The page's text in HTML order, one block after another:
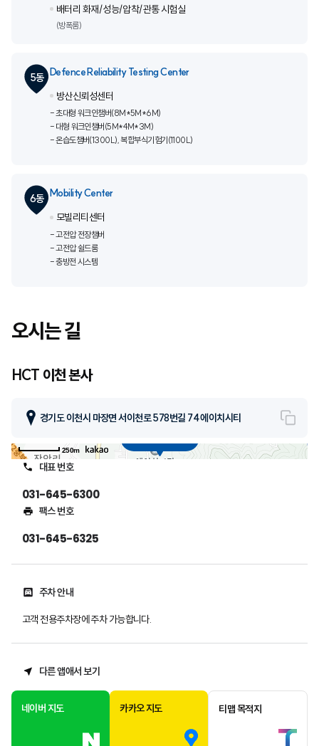
배터리 화재/성능/압착/관통 시험실
(방폭룸)
5동 Defence Reliability Testing Center
방산신뢰성센터
초대형 워크인챔버(8M*5M*6M)
대형 워크인챔버(5M*4M*3M)
온습도챔버(1300L),복합부식기험기(1100L)
6동 Mobility Center
모빌리티센터
고전압 전장챔버
고전압 쉴드룸
충방전 시스템
오시는 길
HCT 이천 본사
경기도 이천시 마장면 서이천로 578번길 74 에이치시티
250m
대표 번호
031-645-6300
팩스 번호
031-645-6325
주차 안내
고객 전용주차장에 주차 가능합니다.
다른 앱애서 보기
네이버 지도 카카오 지도 티맵 목적지